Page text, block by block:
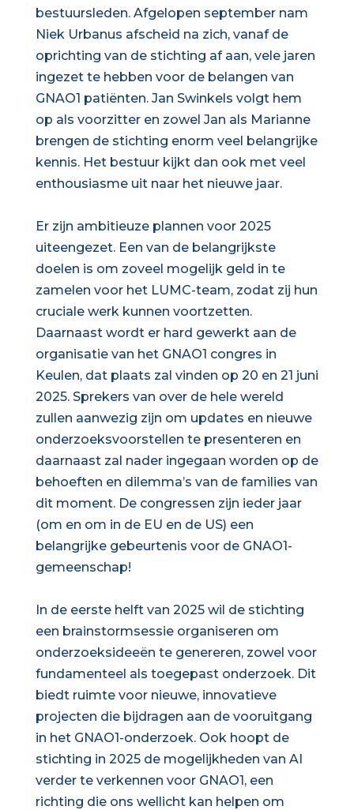
bestuursleden. Afgelopen september nam
Niek Urbanus afscheid na zich, vanaf de
oprichting van de stichting af aan, vele jaren
ingezet te hebben voor de belangen van
GNAO1 patiënten. Jan Swinkels volgt hem
op als voorzitter en zowel Jan als Marianne
brengen de stichting enorm veel belangrijke
kennis. Het bestuur kijkt dan ook met veel
enthousiasme uit naar het nieuwe jaar.
Er zijn ambitieuze plannen voor 2025
uiteengezet. Een van de belangrijkste
doelen is om zoveel mogelijk geld in te
zamelen voor het LUMC-team, zodat zij hun
cruciale werk kunnen voortzetten.
Daarnaast wordt er hard gewerkt aan de
organisatie van het GNAO1 congres in
Keulen, dat plaats zal vinden op 20 en 21 juni
2025. Sprekers van over de hele wereld
zullen aanwezig zijn om updates en nieuwe
onderzoeksvoorstellen te presenteren en
daarnaast zal nader ingegaan worden op de
behoeften en dilemma’s van de families van
dit moment. De congressen zijn ieder jaar
(om en om in de EU en de US) een
belangrijke gebeurtenis voor de GNAO1-
gemeenschap!
In de eerste helft van 2025 wil de stichting
een brainstormsessie organiseren om
onderzoeksideeën te genereren, zowel voor
fundamenteel als toegepast onderzoek. Dit
biedt ruimte voor nieuwe, innovatieve
projecten die bijdragen aan de vooruitgang
in het GNAO1-onderzoek. Ook hoopt de
stichting in 2025 de mogelijkheden van AI
verder te verkennen voor GNAO1, een
richting die ons wellicht kan helpen om